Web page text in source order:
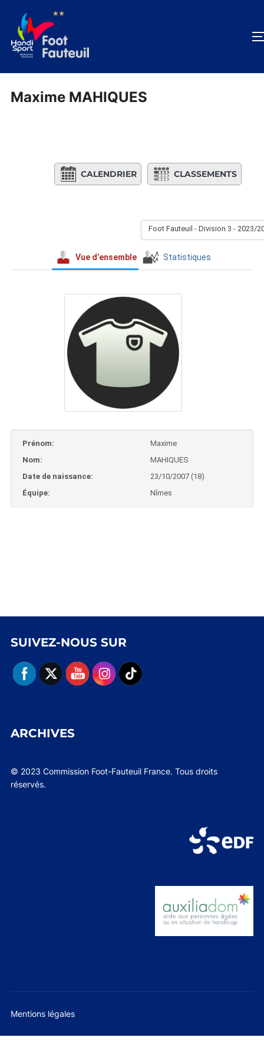
contenu
Maxime MAHIQUES
CALENDRIER CLASSEMENTS
Foot Fauteuil - Division 3 - 2023/
Vue d’ensemble Statistiques
Prénom:
Maxime
Nom:
MAHIQUES
Date de naissance:
23/10/2007 (18)
Équipe:
Nîmes
SUIVEZ-NOUS SUR
ARCHIVES
© 2023 Commission Foot-Fauteuil France. Tous droits
réservés.
Mentions légales